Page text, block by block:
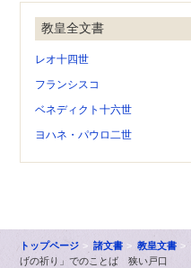
教皇全文書
レオ十四世
フランシスコ
ベネディクト十六世
ヨハネ・パウロ二世
トップページ 諸文書 教皇文書
げの祈り」でのことば 狭い戸口